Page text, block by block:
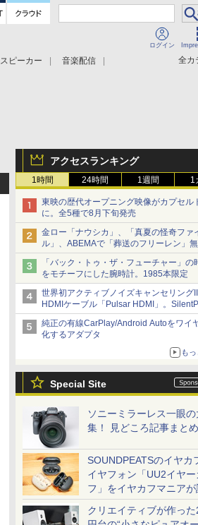
ログイン
全カ
スピーカー
音楽配信
アクセスランキング
1時間 24時間 1週間 1
東映の歴代オープニング映像がカプセル
に。全5種で8月下旬発売
金ロー「ナウシカ」、「真夏の怪奇ファ
ル」、ABEMAで「葬送のフリーレン」
など。夏の特番・配信情報
「バック・トゥ・ザ・フューチャー」の
をモチーフにした腕時計。1985本限定
世界初アクティブノイズキャンセリング
HDMIケーブル「Pulsar HDMI」。
から
純正の有線CarPlay/Android Autoをワイ
化するアダプタ
も
Special Site
ソニーミラーレス一眼
集！ 見どころ記事まとめ
SOUNDPEATSのイヤカ
イヤフォン「UU2イヤー
フ」をイヤカフマニアが
クリエイティブが作っ